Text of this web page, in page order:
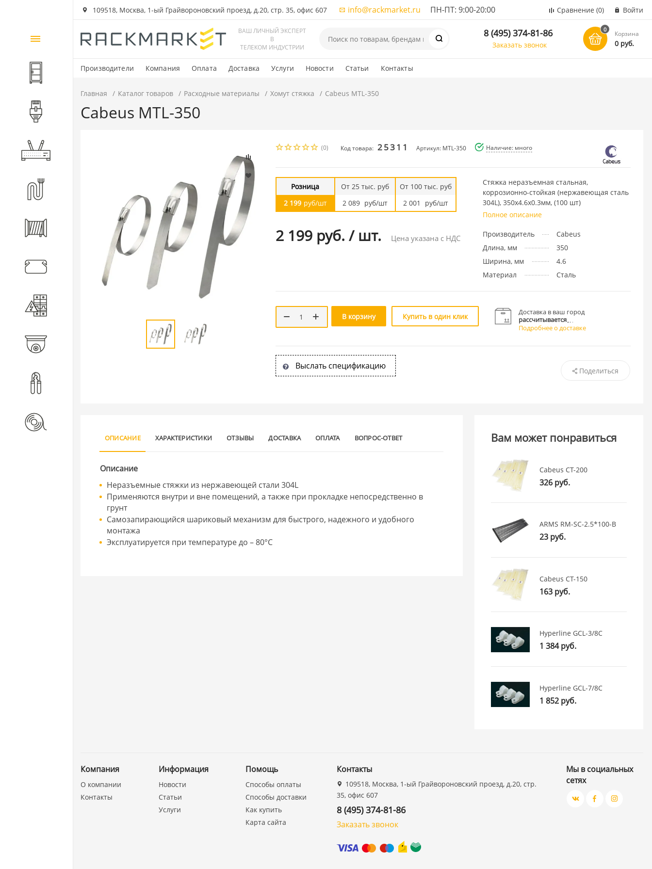
109518, Москва, 1-ый Грайвороновский проезд, д.20, стр. 35, офис 607 info@rackmarket.ru ПН-ПТ: 9:00-20:00 Сравнение (0) Войти
ВАШ ЛИЧНЫЙ ЭКСПЕРТ
В
ТЕЛЕКОМ ИНДУСТРИИ
8 (495) 374-81-86
Заказать звонок
0
Корзина
0 руб.
Производители Компания Оплата Доставка Услуги Новости Статьи Контакты
Каталог
товаров
Шкафы и стойки
Компоненты СКС
Кабеленесущие системы
Главная Каталог товаров Расходные материалы Хомут стяжка Cabeus MTL-350
Cabeus MTL-350
(0) Код товара: 25311 Артикул: MTL-350 Наличие: много
Розница
2 199 руб/шт
От 25 тыс. руб
2 089 руб/шт
От 100 тыс. руб
2 001
руб/шт
2 199 руб. / шт. Цена указана с НДС
Стяжка неразъемная стальная,
коррозионно-стойкая (нержавеющая сталь
304L), 350x4.6x0.3мм, (100 шт)
Полное описание
Производитель
Cabeus
Длина, мм
350
Ширина, мм
4.6
Материал
Сталь
В корзину Купить в один клик
Доставка в ваш город
рассчитывается
Подробнее о доставке
Выслать спецификацию Поделиться
ОПИСАНИЕ ХАРАКТЕРИСТИКИ ОТЗЫВЫ ДОСТАВКА ОПЛАТА ВОПРОС-ОТВЕТ
Описание
Неразъемные стяжки из нержавеющей стали 304L
Применяются внутри и вне помещений, а также при прокладке непосредственно в
грунт
Самозапирающийся шариковый механизм для быстрого, надежного и удобного
монтажа
Эксплуатируется при температуре до – 80°C
Вам может понравиться
Cabeus CT-200
326 руб.
ARMS RM-SC-2.5*100-B
23 руб.
Cabeus CT-150
163 руб.
Hyperline GCL-3/8C
1 384 руб.
Hyperline GCL-7/8C
1 852 руб.
Компания
О компании
Контакты
Информация
Новости
Статьи
Услуги
Помощь
Способы оплаты
Способы доставки
Как купить
Карта сайта
Контакты
109518, Москва, 1-ый Грайвороновский проезд, д.20, стр.
35, офис 607
8 (495) 374-81-86
Заказать звонок
Мы в социальных
сетях